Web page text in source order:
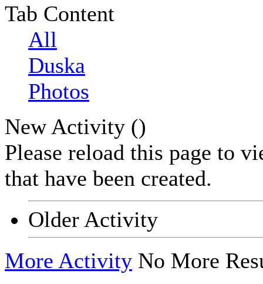
Tab Content
All
Duska
Photos
New Activity ()
Please reload this page to
that have been created.
Older Activity
More Activity No More